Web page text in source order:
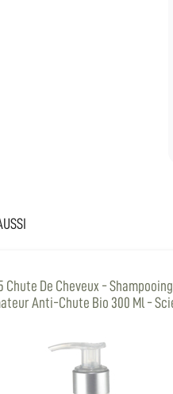
Chute De Cheveux -
Anti-Chute Bio 300 Ml -